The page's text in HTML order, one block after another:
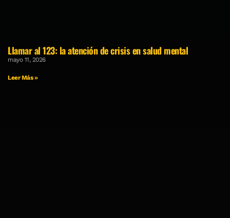
Llamar al 123: la atención de crisis en salud mental
mayo 11, 2026
Leer Más »